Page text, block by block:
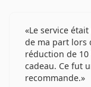
Quelle est la
boite de 6
Le service
de ma part lors
réduction de
cadeau. Ce fut
recommande.